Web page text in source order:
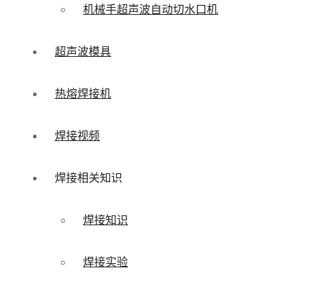
机械手超声波自动切水口机
超声波模具
热熔焊接机
焊接视频
焊接相关知识
焊接知识
焊接实验